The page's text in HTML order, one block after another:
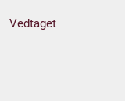
Vedtaget